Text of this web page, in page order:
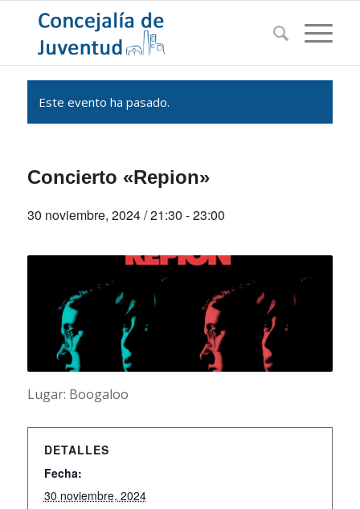
Este evento ha pasado.
Concierto «Repion»
30 noviembre, 2024 / 21:30 -23:00
Lugar: Boogaloo
DETALLES
Fecha:
30 noviembre, 2024